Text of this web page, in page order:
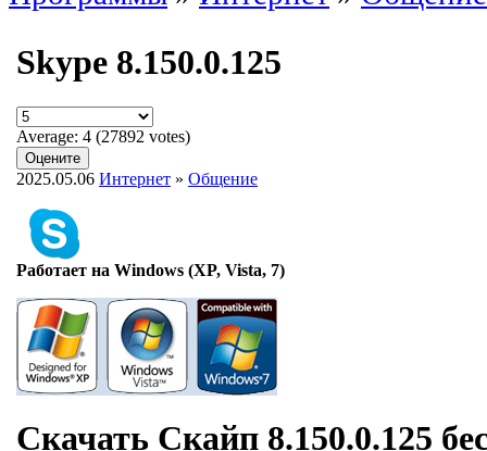
Skype 8.150.0.125
Average: 4 (27892 votes)
2025.05.06 Интернет » Общение
Работает на Windows (XP, Vista, 7)
Скачать Скайп 8.150.0.125